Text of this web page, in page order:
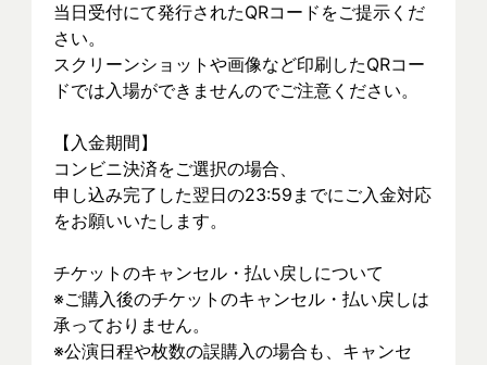
当日受付にて発行されたQRコードをご提示くだ
さい。
スクリーンショットや画像など印刷したQRコー
ドでは入場ができませんのでご注意ください。
【入金期間】
コンビニ決済をご選択の場合、
申し込み完了した翌日の23:59までにご入金対応
をお願いいたします。
チケットのキャンセル・払い戻しについて
※ご購入後のチケットのキャンセル・払い戻しは
承っておりません。
※公演日程や枚数の誤購入の場合も、キャンセ